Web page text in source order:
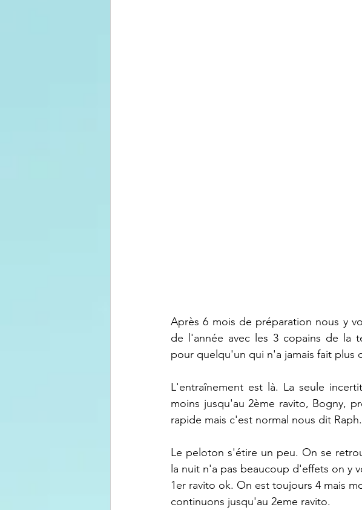
Après 6 mois de préparation nous y
de l'année avec les 3 copains de la
pour quelqu'un qui n'a jamais fait plus
L'entraînement est là. La seule
moins jusqu'au 2ème ravito, Bogny,
rapide mais c'est normal nous dit Raph.
Le peloton s'étire un peu. On se
la nuit n'a pas beaucoup d'effets on y
1er ravito ok. On est toujours 4 mais
continuons jusqu'au 2eme ravito.